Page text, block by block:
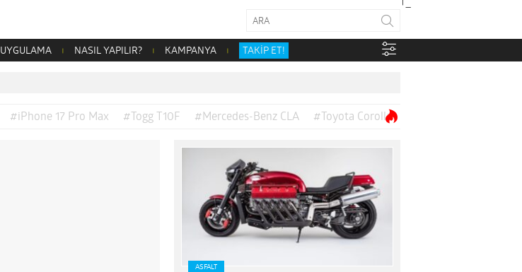
UYGULAMA NASIL YAPILIR? KAMPANYA TAKİP ET!
#iPhone 17 Pro Max #Togg T10F #Mercedes-Benz CLA #Toyota Corolla
ASFALT